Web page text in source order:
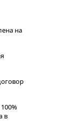
на
в